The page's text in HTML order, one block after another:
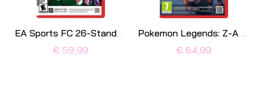
EA Sports FC 26-Standaard (Nintendo Switch 2) Nieuw
€ 59,99
Pokemon Legends: Z-A Nintendo Switch 2
€ 64,99